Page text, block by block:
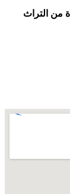
من التراث